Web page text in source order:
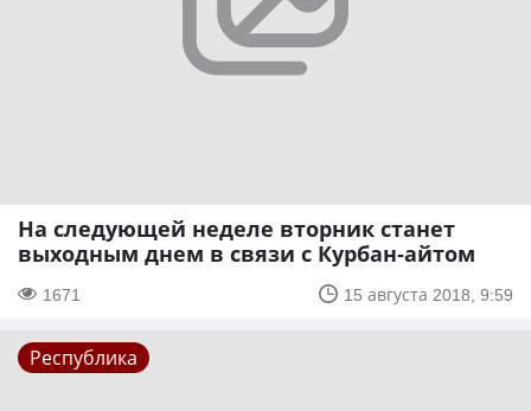
На следующей неделе вторник станет
выходным днем в связи с Курбан-айтом
1671 15 августа 2018, 9:59
Республика